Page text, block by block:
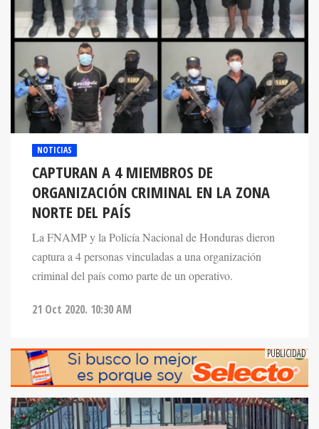
NOTICIAS
CAPTURAN A 4 MIEMBROS DE
ORGANIZACIÓN CRIMINAL EN LA ZONA
NORTE DEL PAÍS
La FNAMP y la Policía Nacional de Honduras dieron
captura a 4 personas vinculadas a una organización
criminal del país como parte de un operativo.
21 Oct 2020. 10:30 AM